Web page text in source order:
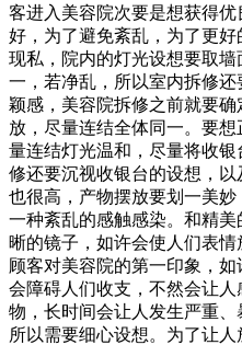
客进入美容院次要是想获得
好，为了避免紊乱，为了更
现私，院内的灯光设想要取
一，若净乱，所以室内拆修
颖感，美容院拆修之前就要
放，尽量连结全体同一。要
量连结灯光温和，尽量将收
修还要沉视收银台的设想，
也很高，产物摆放要划一美
一种紊乱的感触感染。和精
晰的镜子，如许会使人们表
顾客对美容院的第一印象，
会障碍人们收支，不然会让
物，长时间会让人发生严重、
所以需要细心设想。为了让